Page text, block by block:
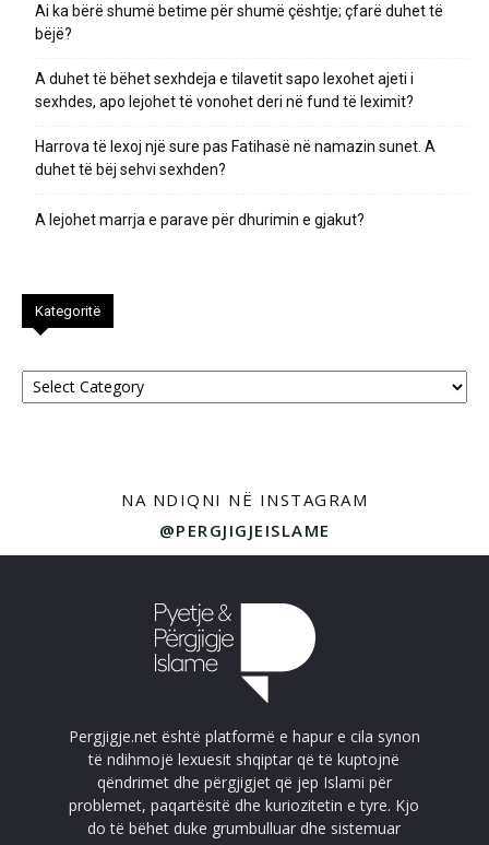
Ai ka bërë shumë betime për shumë çështje; çfarë duhet të
bëjë?
A duhet të bëhet sexhdeja e tilavetit sapo lexohet ajeti i
sexhdes, apo lejohet të vonohet deri në fund të leximit?
Harrova të lexoj një sure pas Fatihasë në namazin sunet. A
duhet të bëj sehvi sexhden?
A lejohet marrja e parave për dhurimin e gjakut?
Kategoritë
Kategoritë
NA NDIQNI NË INSTAGRAM
@PERGJIGJEISLAME
Pergjigje.net është platformë e hapur e cila synon
të ndihmojë lexuesit shqiptar që të kuptojnë
qëndrimet dhe përgjigjet që jep Islami për
problemet, paqartësitë dhe kuriozitetin e tyre. Kjo
do të bëhet duke grumbulluar dhe sistemuar